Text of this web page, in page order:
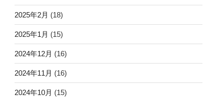
2025年2月 (18)
2025年1月 (15)
2024年12月 (16)
2024年11月 (16)
2024年10月 (15)